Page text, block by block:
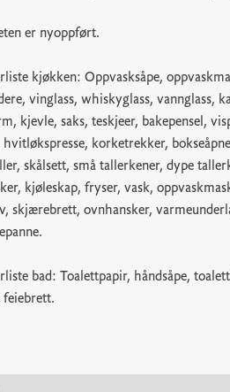
er nyoppført.
kjøkken: Oppvasksåpe,
vinglass, whiskyglass, vannglass,
kjevle, saks, teskjeer, bakepensel,
korketrekker,
skålsett, små tallerkener, dype
kjøleskap, fryser, vask,
skjærebrett, ovnhansker,
bad: Toalettpapir, håndsåpe,
feiebrett.